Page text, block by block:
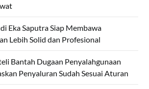
Eka Saputra Siap Membawa
Lebih Solid dan Profesional
Bantah Dugaan Penyalahgunaan
Penyaluran Sudah Sesuai Aturan